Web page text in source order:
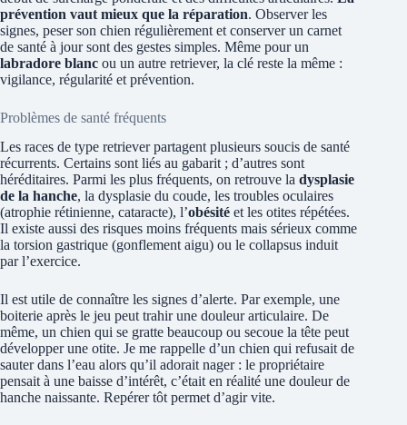
prévention vaut mieux que la réparation. Observer les
signes, peser son chien régulièrement et conserver un carnet
de santé à jour sont des gestes simples. Même pour un
labradore blanc ou un autre retriever, la clé reste la même :
vigilance, régularité et prévention.
Problèmes de santé fréquents
Les races de type retriever partagent plusieurs soucis de santé
récurrents. Certains sont liés au gabarit ; d’autres sont
héréditaires. Parmi les plus fréquents, on retrouve la dysplasie
de la hanche, la dysplasie du coude, les troubles oculaires
(atrophie rétinienne, cataracte), l’obésité et les otites répétées.
Il existe aussi des risques moins fréquents mais sérieux comme
la torsion gastrique (gonflement aigu) ou le collapsus induit
par l’exercice.
Il est utile de connaître les signes d’alerte. Par exemple, une
boiterie après le jeu peut trahir une douleur articulaire. De
même, un chien qui se gratte beaucoup ou secoue la tête peut
développer une otite. Je me rappelle d’un chien qui refusait de
sauter dans l’eau alors qu’il adorait nager : le propriétaire
pensait à une baisse d’intérêt, c’était en réalité une douleur de
hanche naissante. Repérer tôt permet d’agir vite.